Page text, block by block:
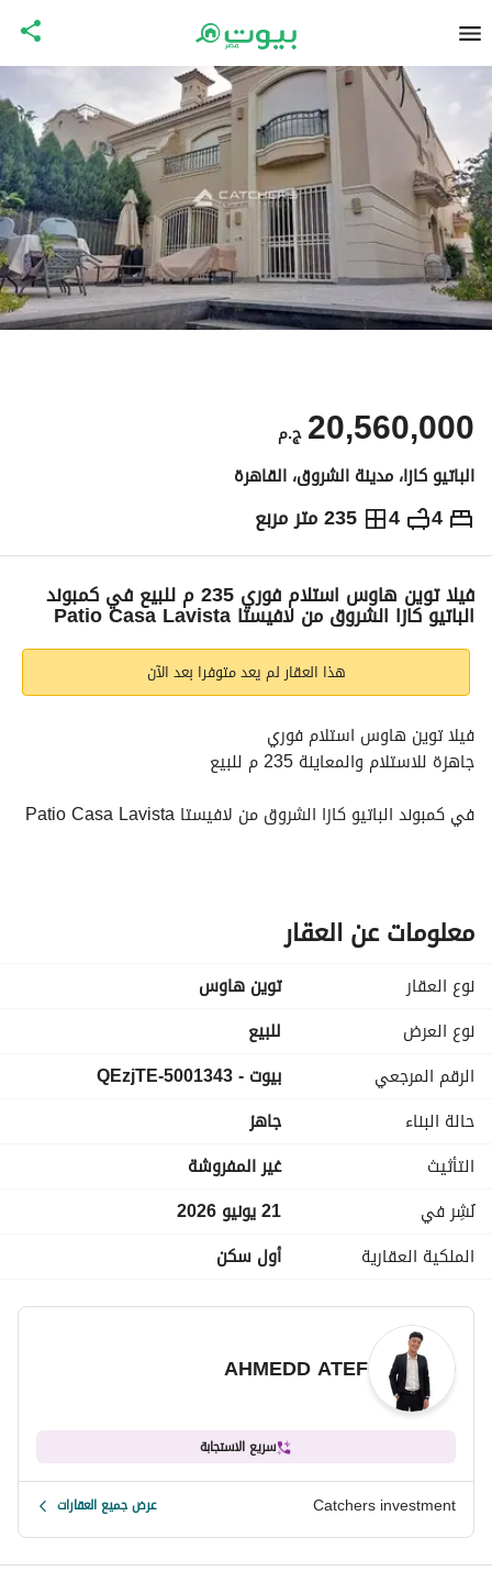
ج.م 20,560,000
الباتيو كازا، مدينة الشروق، القاهرة
4
4 235 متر مربع ج.م20,560,000
التفاصيل الاتجاهات والمؤشرات رهن عقاري
فيلا توين هاوس استلام فوري 235 م للبيع في كمبوند
الباتيو كازا الشروق من لافيستا Patio Casa Lavista
هذا العقار لم يعد متوفرا بعد الآن
فيلا توين هاوس استلام فوري
جاهزة للاستلام والمعاينة 235 م للبيع
في كمبوند الباتيو كازا الشروق من لافيستا Patio Casa Lavista
وبالقرب من نادي هليوبوليس
السعر المتوضح الاجمالي كاش
ومتاح تقسيط بمقدم 20 %
للاستفسار والمعاينة عرض معلومات الاتصال
معلومات عن العقار
نوع العقار
توين هاوس
نوع العرض
للبيع
الرقم المرجعي
بيوت - 5001343-QEzjTE
حالة البناء
جاهز
التأثيث
غير المفروشة
نُشِر في
21 يونيو 2026
الملكية العقارية
أول سكن
AHMEDD ATEF
سريع الاستجابة
Catchers investment عرض جميع العقارات